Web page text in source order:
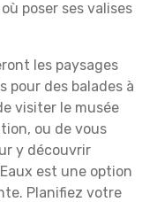
poser ses valises
les paysages
pour des balades à
visiter le musée
ou de vous
y découvrir
est une option
Planifiez votre